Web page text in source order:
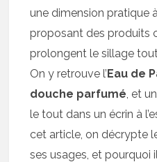
une dimension pratique
proposant des produits
prolongent le sillage
On y retrouve l’Eau de
douche parfumé, et
le tout dans un écrin à
cet article, on décrypte
ses usages, et pourquoi